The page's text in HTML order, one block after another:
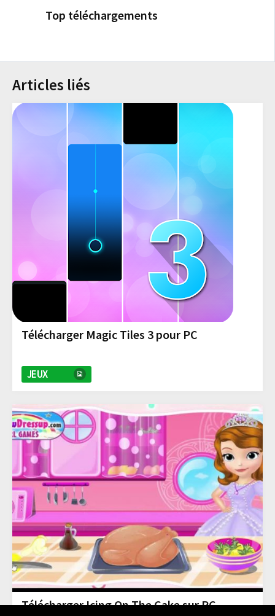
Top téléchargements
Articles liés
Télécharger Magic Tiles 3 pour PC
JEUX
Télécharger Icing On The Cake sur PC